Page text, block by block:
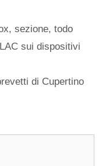
,sezione,todo
sui dispositivi
di Cupertino